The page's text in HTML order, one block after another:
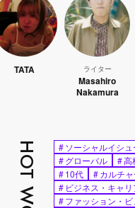
ライター
Masahiro
Nakamura
#ソーシャルイシュ
#グローバル #高
#10代 #カルチ
# ビジネス・キャリ
#ファッション・ビ